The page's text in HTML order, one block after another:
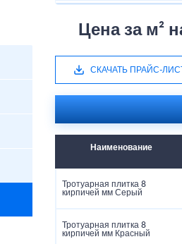
На 1 м²
На поддоне
Морозостойкость:
Примечание: упаковка
Цена за м²
СКАЧАТЬ ПРАЙС-
Наименование
Тротуарная плитка 8
кирпичей мм Серый
Тротуарная плитка 8
кирпичей мм Красный